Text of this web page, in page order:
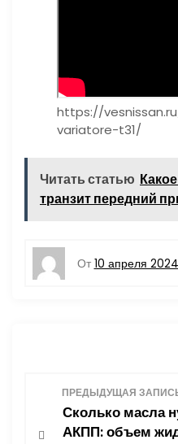
https://
variatore-t31/
Читать статью
транзит передний
От 10 апреля 2024
ПРЕДЫДУЩАЯ
Сколько масла
АКПП: объем